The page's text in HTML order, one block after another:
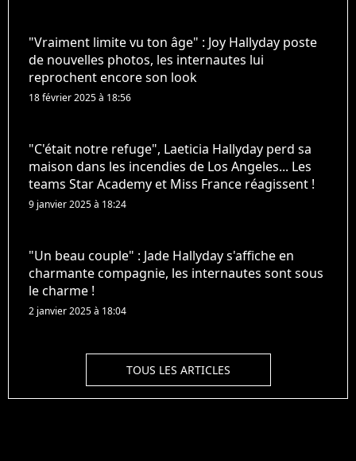
"Vraiment limite vu ton âge" : Joy Hallyday poste
de nouvelles photos, les internautes lui
reprochent encore son look
18 février 2025 à 18:56
"C'était notre refuge", Laeticia Hallyday perd sa
maison dans les incendies de Los Angeles... Les
teams Star Academy et Miss France réagissent !
9 janvier 2025 à 18:24
"Un beau couple" : Jade Hallyday s'affiche en
charmante compagnie, les internautes sont sous
le charme !
2 janvier 2025 à 18:04
TOUS LES ARTICLES